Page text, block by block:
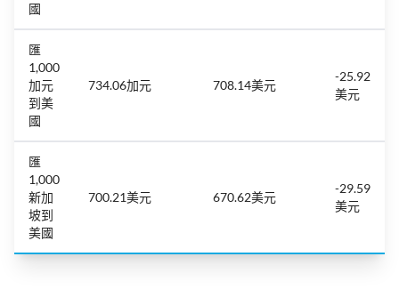
國
匯
1,000
加元
到美
國
734.06加元 708.14美元
-25.92
美元
匯
1,000
新加
坡到
美國
700.21美元 670.62美元
-29.59
美元